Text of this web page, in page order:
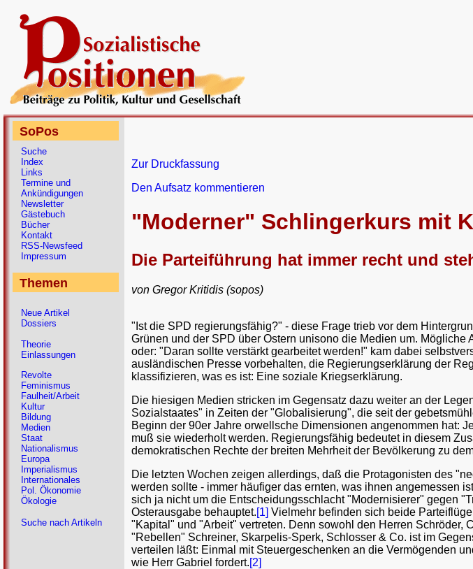
Zur Druckfassung
Den Aufsatz kommentieren
"Moderner" Schlingerkurs mit
Die Parteiführung hat immer recht und
von Gregor Kritidis (sopos)
"Ist die SPD regierungsfähig?" - diese Frage trieb vor dem
Grünen und der SPD über Ostern unisono die Medien um.
oder: "Daran sollte verstärkt gearbeitet werden!" kam dabei
ausländischen Presse vorbehalten, die Regierungserklärung der
klassifizieren, was es ist: Eine soziale Kriegserklärung.
Die hiesigen Medien stricken im Gegensatz dazu weiter an der
Sozialstaates" in Zeiten der "Globalisierung", die seit der
Beginn der 90er Jahre orwellsche Dimensionen angenommen hat:
muß sie wiederholt werden. Regierungsfähig bedeutet in diesem
demokratischen Rechte der breiten Mehrheit der Bevölkerung zu
Die letzten Wochen zeigen allerdings, daß die Protagonisten des
werden sollte - immer häufiger das ernten, was ihnen angemessen
sich ja nicht um die Entscheidungsschlacht "Modernisierer" gegen
Osterausgabe behauptet.[1] Vielmehr befinden sich beide
"Kapital" und "Arbeit" vertreten. Denn sowohl den Herren
"Rebellen" Schreiner, Skarpelis-Sperk, Schlosser & Co. ist im
verteilen läßt: Einmal mit Steuergeschenken an die Vermögenden
wie Herr Gabriel fordert.[2]
SoPos
Suche
Index
Links
Termine und
Ankündigungen
Newsletter
Gästebuch
Bücher
Kontakt
RSS-Newsfeed
Impressum
Themen
Neue Artikel
Dossiers
Theorie
Einlassungen
Revolte
Feminismus
Faulheit/Arbeit
Kultur
Bildung
Medien
Staat
Nationalismus
Europa
Imperialismus
Internationales
Pol. Ökonomie
Ökologie
Suche nach Artikeln